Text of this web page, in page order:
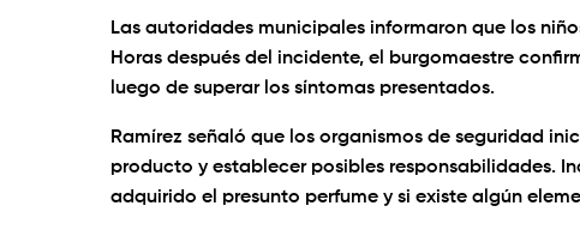
Las autoridades municipales informaron que los
Horas después del incidente, el burgomaestre
luego de superar los síntomas presentados.
Ramírez señaló que los organismos de seguridad
producto y establecer posibles responsabilidades.
adquirido el presunto perfume y si existe algún